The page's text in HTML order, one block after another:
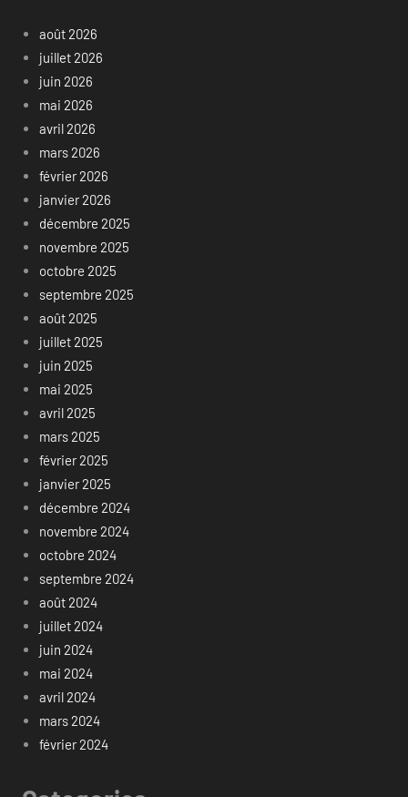
août 2026
juillet 2026
juin 2026
mai 2026
avril 2026
mars 2026
février 2026
janvier 2026
décembre 2025
novembre 2025
octobre 2025
septembre 2025
août 2025
juillet 2025
juin 2025
mai 2025
avril 2025
mars 2025
février 2025
janvier 2025
décembre 2024
novembre 2024
octobre 2024
septembre 2024
août 2024
juillet 2024
juin 2024
mai 2024
avril 2024
mars 2024
février 2024